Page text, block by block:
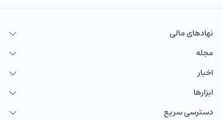
نهاد‌های مالی
مجله
اخبار
ابزارها
دسترسی سریع